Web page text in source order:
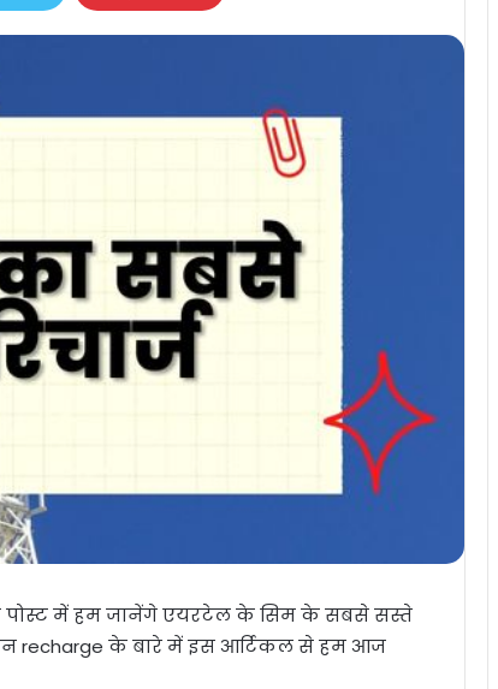
पोस्ट में हम जानेंगे एयरटेल के सिम के सबसे सस्ते
recharge के बारे में इस आर्टिकल से हम आज